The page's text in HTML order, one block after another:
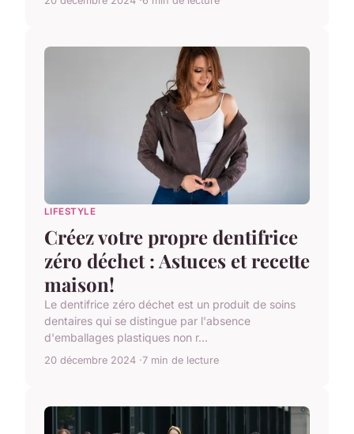
LIFESTYLE
Créez votre propre dentifrice
zéro déchet : Astuces et recette
maison!
Le dentifrice zéro déchet est un produit de soins
dentaires qui se distingue par l'absence
d'emballages plastiques non r...
20 décembre 2024 7 min de lecture